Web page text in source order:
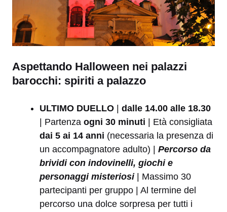
Aspettando Halloween nei palazzi
barocchi: spiriti a palazzo
ULTIMO DUELLO
dalle 14.00 alle 18.30
| Partenza ogni 30 minuti | Età consigliata
dai 5 ai 14 anni (necessaria la presenza di
un accompagnatore adulto) | Percorso da
brividi con indovinelli, giochi e
personaggi misteriosi| Massimo 30
partecipanti per gruppo | Al termine del
percorso una dolce sorpresa per tutti i